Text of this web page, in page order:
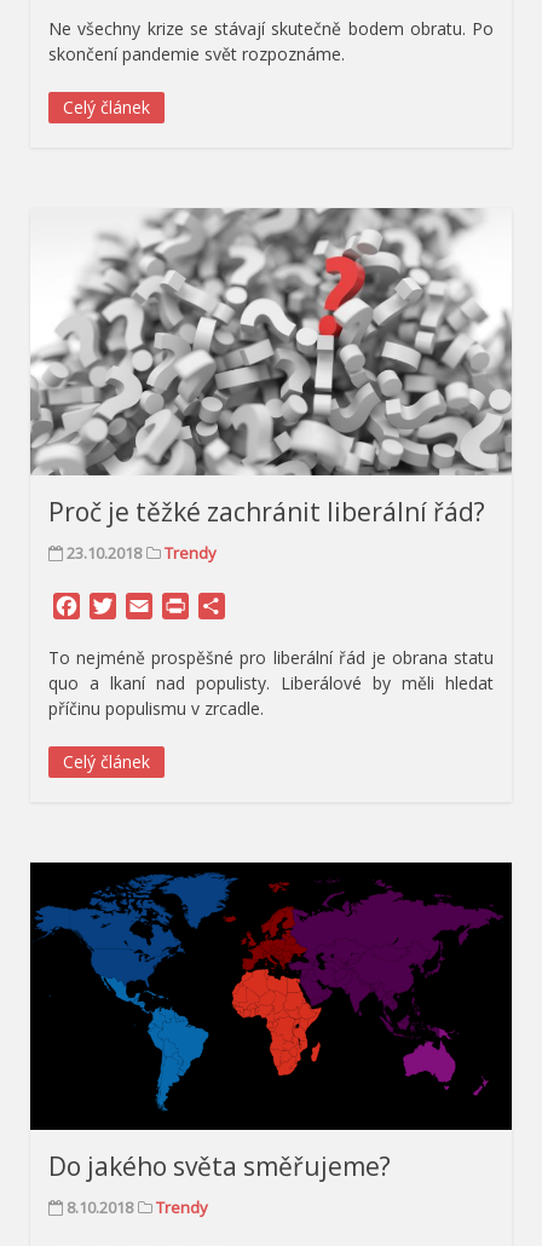
Ne všechny krize se stávají skutečně bodem obratu. Po
skončení pandemie svět rozpoznáme.
Celý článek
Proč je těžké zachránit liberální řád?
23.10.2018 Trendy
Facebook
Twitter
Email Print
To nejméně prospěšné pro liberální řád je obrana statu
quo a lkaní nad populisty. Liberálové by měli hledat
příčinu populismu v zrcadle.
Celý článek
Do jakého světa směřujeme?
8.10.2018 Trendy